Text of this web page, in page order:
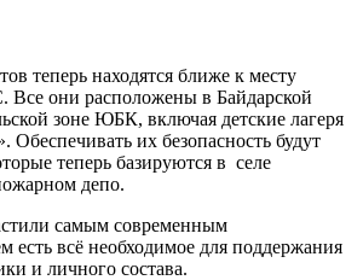
теперь находятся ближе к месту
они расположены в Байдарской
зоне ЮБК, включая детские лагеря
их безопасность будут
теперь базируются в селе
депо.
самым современным
есть всё необходимое для поддержания
и личного состава.